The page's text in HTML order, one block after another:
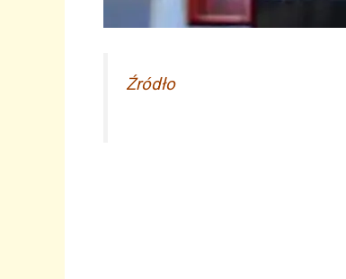
Źródło